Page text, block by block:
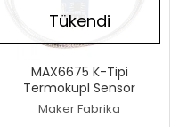
Tükendi
MAX6675 K-Tipi
Termokupl Sensör
Maker Fabrika